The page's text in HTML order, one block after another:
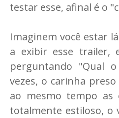
testar esse, afinal é o
Imaginem você estar
a exibir esse trailer,
perguntando "Qual
vezes, o carinha
ao mesmo tempo as
totalmente estiloso, o